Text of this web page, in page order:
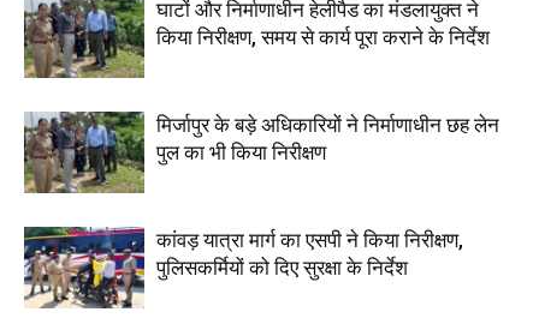
घाटों और निर्माणाधीन हेलीपैड का मंडलायुक्त ने
किया निरीक्षण, समय से कार्य पूरा कराने के निर्देश
मिर्जापुर के बड़े अधिकारियों ने निर्माणाधीन छह लेन
पुल का भी किया निरीक्षण
कांवड़ यात्रा मार्ग का एसपी ने किया निरीक्षण,
पुलिसकर्मियों को दिए सुरक्षा के निर्देश